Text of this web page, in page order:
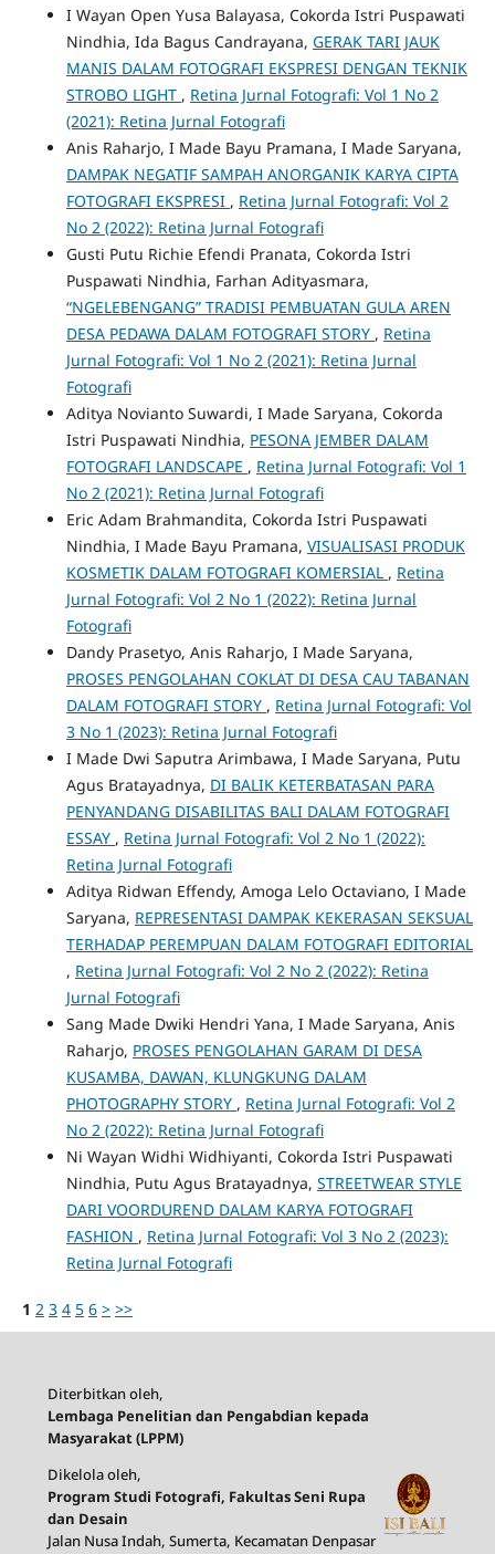
I Wayan Open Yusa Balayasa, Cokorda Istri Puspawati
Nindhia, Ida Bagus Candrayana, GERAK TARI JAUK
MANIS DALAM FOTOGRAFI EKSPRESI DENGAN TEKNIK
STROBO LIGHT , Retina Jurnal Fotografi: Vol 1 No 2
(2021): Retina Jurnal Fotografi
Anis Raharjo, I Made Bayu Pramana, I Made Saryana,
DAMPAK NEGATIF SAMPAH ANORGANIK KARYA CIPTA
FOTOGRAFI EKSPRESI , Retina Jurnal Fotografi: Vol 2
No 2 (2022): Retina Jurnal Fotografi
Gusti Putu Richie Efendi Pranata, Cokorda Istri
Puspawati Nindhia, Farhan Adityasmara,
“NGELEBENGANG” TRADISI PEMBUATAN GULA AREN
DESA PEDAWA DALAM FOTOGRAFI STORY , Retina
Jurnal Fotografi: Vol 1 No 2 (2021): Retina Jurnal
Fotografi
Aditya Novianto Suwardi, I Made Saryana, Cokorda
Istri Puspawati Nindhia, PESONA JEMBER DALAM
FOTOGRAFI LANDSCAPE , Retina Jurnal Fotografi: Vol 1
No 2 (2021): Retina Jurnal Fotografi
Eric Adam Brahmandita, Cokorda Istri Puspawati
Nindhia, I Made Bayu Pramana, VISUALISASI PRODUK
KOSMETIK DALAM FOTOGRAFI KOMERSIAL , Retina
Jurnal Fotografi: Vol 2 No 1 (2022): Retina Jurnal
Fotografi
Dandy Prasetyo, Anis Raharjo, I Made Saryana,
PROSES PENGOLAHAN COKLAT DI DESA CAU TABANAN
DALAM FOTOGRAFI STORY , Retina Jurnal Fotografi: Vol
3 No 1 (2023): Retina Jurnal Fotografi
I Made Dwi Saputra Arimbawa, I Made Saryana, Putu
Agus Bratayadnya, DI BALIK KETERBATASAN PARA
PENYANDANG DISABILITAS BALI DALAM FOTOGRAFI
ESSAY , Retina Jurnal Fotografi: Vol 2 No 1 (2022):
Retina Jurnal Fotografi
Aditya Ridwan Effendy, Amoga Lelo Octaviano, I Made
Saryana, REPRESENTASI DAMPAK KEKERASAN SEKSUAL
TERHADAP PEREMPUAN DALAM FOTOGRAFI EDITORIAL
, Retina Jurnal Fotografi: Vol 2 No 2 (2022): Retina
Jurnal Fotografi
Sang Made Dwiki Hendri Yana, I Made Saryana, Anis
Raharjo, PROSES PENGOLAHAN GARAM DI DESA
KUSAMBA, DAWAN, KLUNGKUNG DALAM
PHOTOGRAPHY STORY , Retina Jurnal Fotografi: Vol 2
No 2 (2022): Retina Jurnal Fotografi
Ni Wayan Widhi Widhiyanti, Cokorda Istri Puspawati
Nindhia, Putu Agus Bratayadnya, STREETWEAR STYLE
DARI VOORDUREND DALAM KARYA FOTOGRAFI
FASHION , Retina Jurnal Fotografi: Vol 3 No 2 (2023):
Retina Jurnal Fotografi
1 2 3 4 5 6 > >>
Diterbitkan oleh,
Lembaga Penelitian dan Pengabdian kepada
Masyarakat (LPPM)
Dikelola oleh,
Program Studi Fotografi, Fakultas Seni Rupa
dan Desain
Jalan Nusa Indah, Sumerta, Kecamatan Denpasar